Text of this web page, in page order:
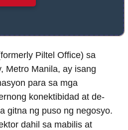
Piltel Office) sa
Metro Manila, ay isang
para sa mga
konektibidad at de-
gitna ng puso ng negosyo.
dahil sa mabilis at